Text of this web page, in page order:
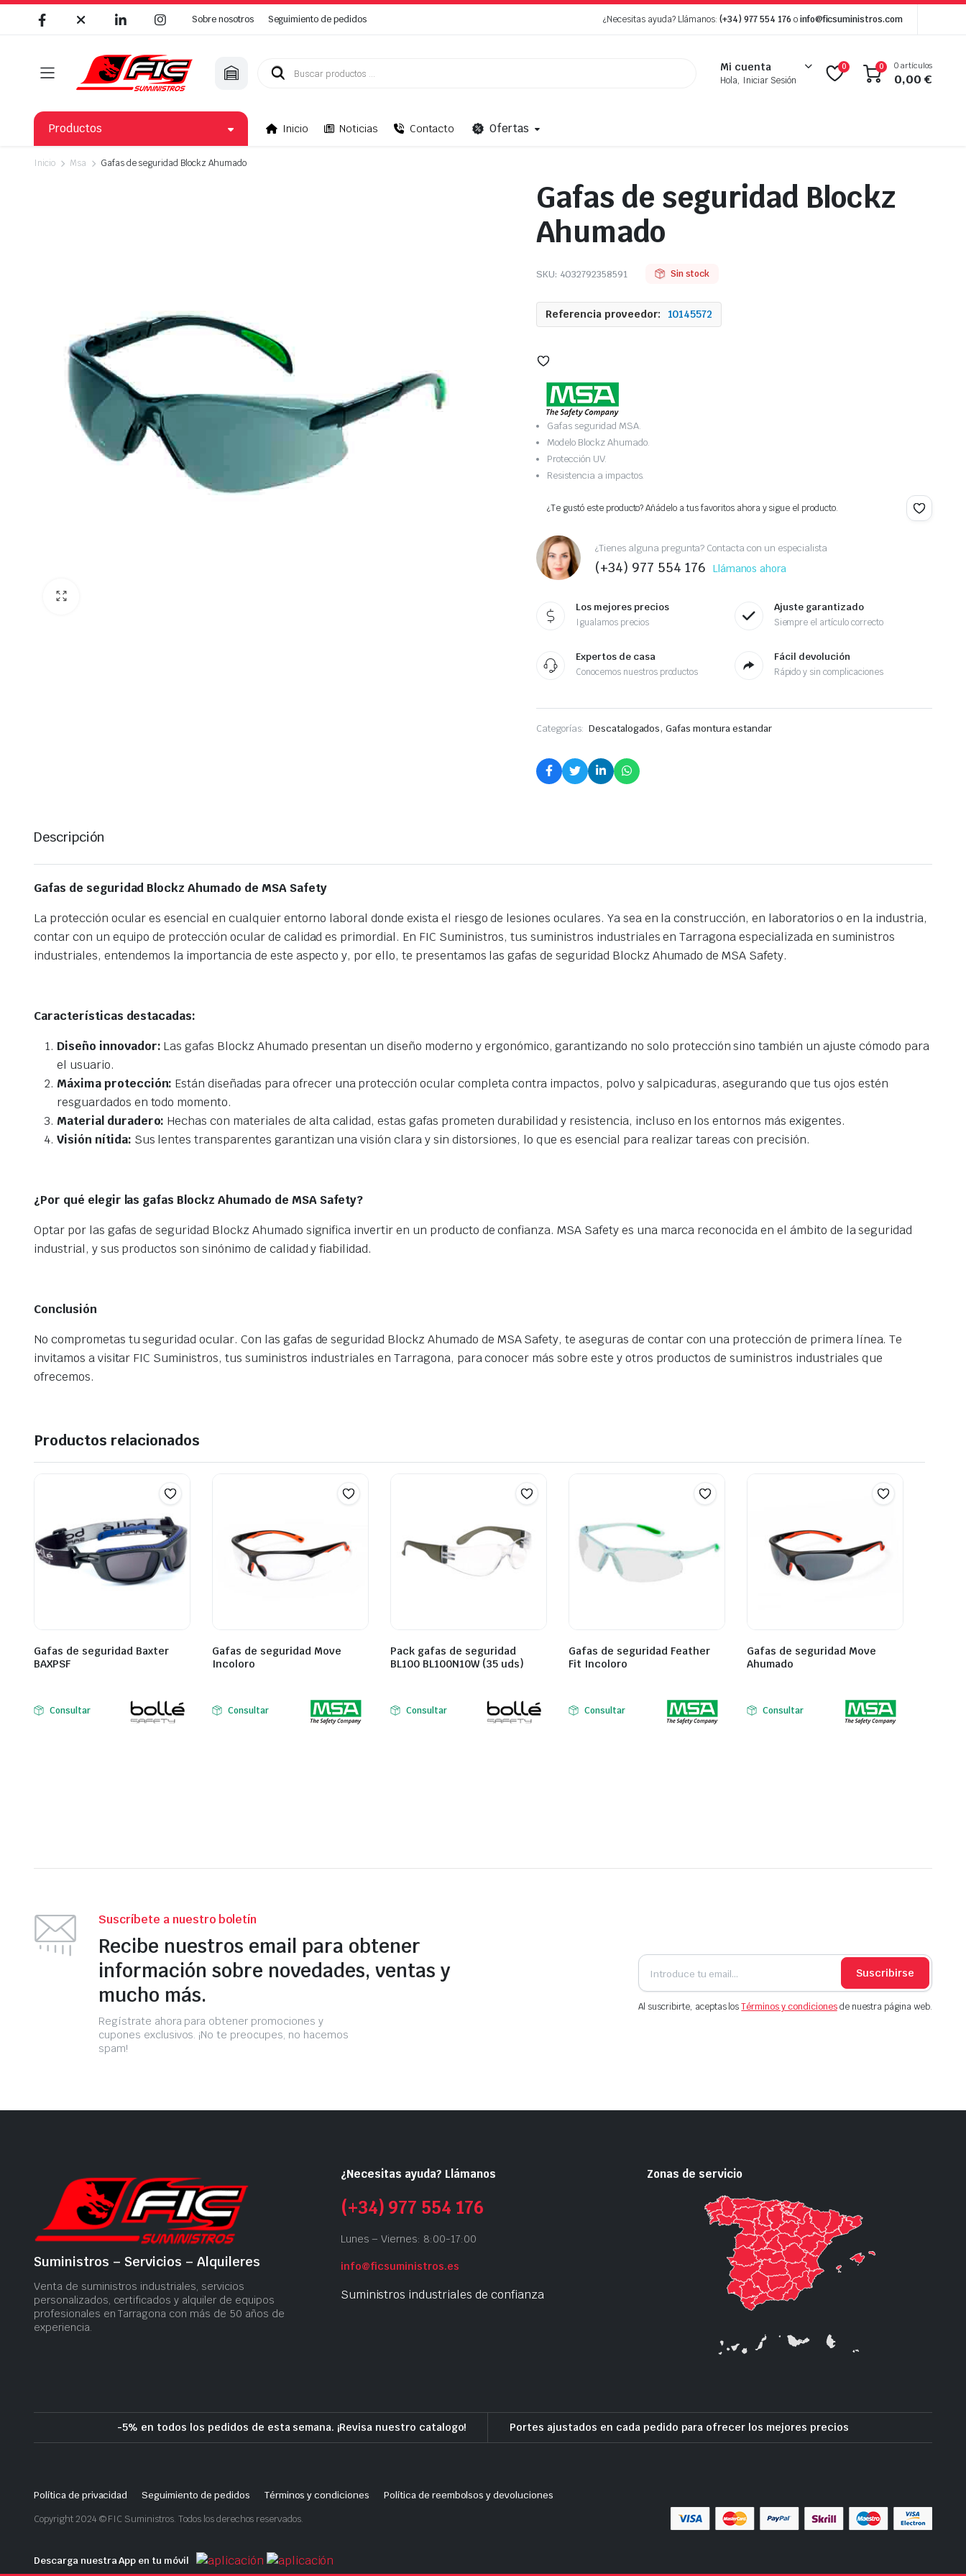
Sobre nosotros Seguimiento de pedidos ¿Necesitas ayuda? Llámanos:(+34) 977 554 176 oinfo@ficsuministros.com
Búsqueda
Mi cuenta
Hola, Iniciar Sesión
0 0 0 artículos
0,00€
Productos Inicio Noticias Contacto Ofertas
Inicio Msa Gafas de seguridad Blockz Ahumado
Gafas de seguridad Blockz
Ahumado
SKU: 4032792358591 Sin stock
Referencia proveedor: 10145572
Gafas seguridad MSA.
Modelo Blockz Ahumado.
Protección UV.
Resistencia a impactos.
¿Te gustó este producto? Añádelo a tus favoritos ahora y sigue el producto.
¿Tienes alguna pregunta? Contacta con un especialista
(+34) 977 554 176 Llámanos ahora
Los mejores precios
Igualamos precios
Ajuste garantizado
Siempre el artículo correcto
Expertos de casa
Conocemos nuestros productos
Fácil devolución
Rápido y sin complicaciones
Categorías: Descatalogados, Gafas montura estandar
Descripción
Gafas de seguridad Blockz Ahumado de MSA Safety
La protección ocular es esencial en cualquier entorno laboral donde exista el riesgo de lesiones oculares. Ya sea en la construcción, en laboratorios o en la industria,
contar con un equipo de protección ocular de calidad es primordial. En FIC Suministros, tus suministros industriales en Tarragona especializada en suministros
industriales, entendemos la importancia de este aspecto y, por ello, te presentamos las gafas de seguridad Blockz Ahumado de MSA Safety.
Características destacadas:
Diseño innovador: Las gafas Blockz Ahumado presentan un diseño moderno y ergonómico, garantizando no solo protección sino también un ajuste cómodo para
el usuario.
Máxima protección: Están diseñadas para ofrecer una protección ocular completa contra impactos, polvo y salpicaduras, asegurando que tus ojos estén
resguardados en todo momento.
Material duradero: Hechas con materiales de alta calidad, estas gafas prometen durabilidad y resistencia, incluso en los entornos más exigentes.
Visión nítida: Sus lentes transparentes garantizan una visión clara y sin distorsiones, lo que es esencial para realizar tareas con precisión.
¿Por qué elegir las gafas Blockz Ahumado de MSA Safety?
Optar por las gafas de seguridad Blockz Ahumado significa invertir en un producto de confianza. MSA Safety es una marca reconocida en el ámbito de la seguridad
industrial, y sus productos son sinónimo de calidad y fiabilidad.
Conclusión
No comprometas tu seguridad ocular. Con las gafas de seguridad Blockz Ahumado de MSA Safety, te aseguras de contar con una protección de primera línea. Te
invitamos a visitar FIC Suministros, tus suministros industriales en Tarragona, para conocer más sobre este y otros productos de suministros industriales que
ofrecemos.
Productos relacionados
Gafas de seguridad Baxter
BAXPSF
Consultar
Gafas de seguridad Move
Incoloro
Consultar
Pack gafas de seguridad
BL100 BL100N10W (35 uds)
Consultar
Gafas de seguridad Feather
Fit Incoloro
Consultar
Gafas de seguridad Move
Ahumado
Consultar
Suscríbete a nuestro boletín
Recibe nuestros email para obtener
información sobre novedades, ventas y
mucho más.
Regístrate ahora para obtener promociones y
cupones exclusivos. ¡No te preocupes, no hacemos
spam!
Suscribirse
Al suscribirte, aceptas losTérminos y condicionesde nuestra página web.
Suministros – Servicios – Alquileres
Venta de suministros industriales, servicios
personalizados, certificados y alquiler de equipos
profesionales en Tarragona con más de 50 años de
experiencia.
¿Necesitas ayuda? Llámanos
(+34) 977 554 176
Lunes – Viernes: 8:00-17:00
info@ficsuministros.es
Suministros industriales de confianza
Zonas de servicio
-5% en todos los pedidos de esta semana. ¡Revisa nuestro catalogo! Portes ajustados en cada pedido para ofrecer los mejores precios
Política de privacidad Seguimiento de pedidos Términos y condiciones
Política de reembolsos y devoluciones
Copyright 2024 © FIC Suministros. Todos los derechos reservados.
Descarga nuestra App en tu móvil